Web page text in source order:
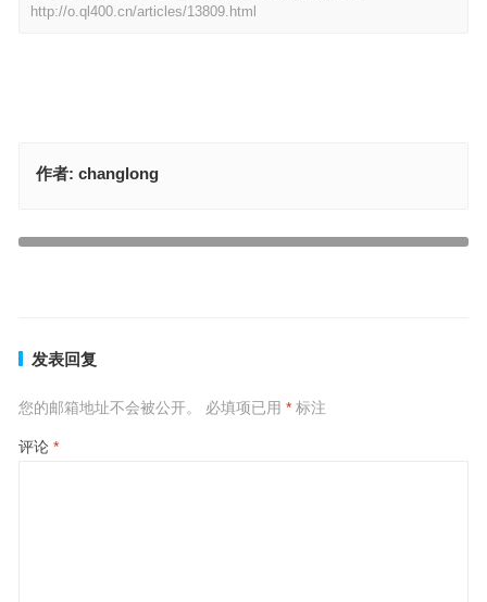
http://o.ql400.cn/articles/13809.html
作者: changlong
木能生火可发财，牧童放羊青草地是代表指什么生肖，词语精选分析
发表回复
您的邮箱地址不会被公开。 必填项已用 *标注
评论 *